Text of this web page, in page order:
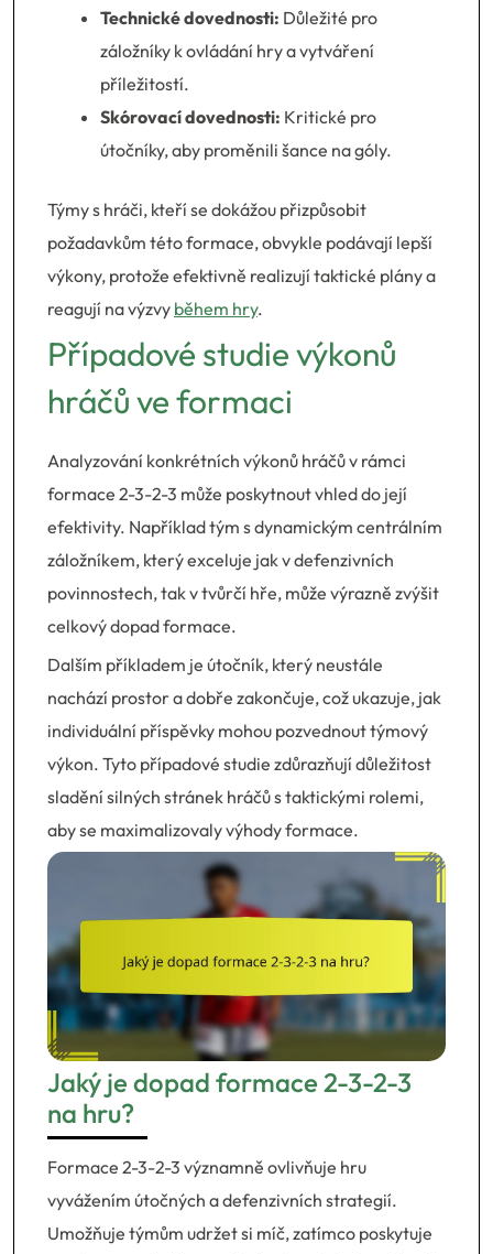
Technické dovednosti: Důležité pro
záložníky k ovládání hry a vytváření
příležitostí.
Skórovací dovednosti: Kritické pro
útočníky, aby proměnili šance na góly.
Týmy s hráči, kteří se dokážou přizpůsobit
požadavkům této formace, obvykle podávají lepší
výkony, protože efektivně realizují taktické plány a
reagují na výzvy během hry.
Případové studie výkonů
hráčů ve formaci
Analyzování konkrétních výkonů hráčů v rámci
formace 2-3-2-3 může poskytnout vhled do její
efektivity. Například tým s dynamickým centrálním
záložníkem, který exceluje jak v defenzivních
povinnostech, tak v tvůrčí hře, může výrazně zvýšit
celkový dopad formace.
Dalším příkladem je útočník, který neustále
nachází prostor a dobře zakončuje, což ukazuje, jak
individuální příspěvky mohou pozvednout týmový
výkon. Tyto případové studie zdůrazňují důležitost
sladění silných stránek hráčů s taktickými rolemi,
aby se maximalizovaly výhody formace.
Jaký je dopad formace 2-3-2-3
na hru?
Formace 2-3-2-3 významně ovlivňuje hru
vyvážením útočných a defenzivních strategií.
Umožňuje týmům udržet si míč, zatímco poskytuje